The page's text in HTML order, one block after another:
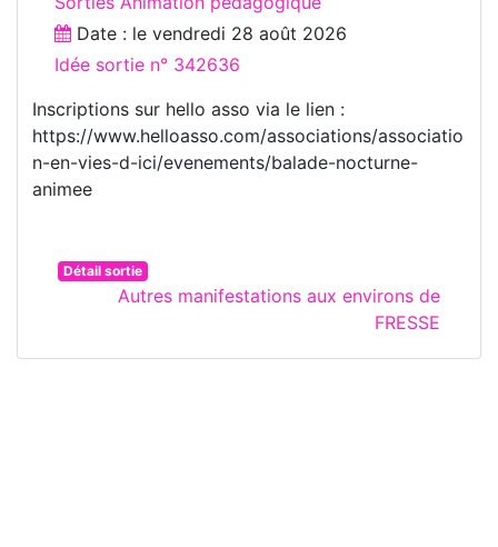
Date : le vendredi 28 août 2026
Idée sortie n° 342636
Inscriptions sur hello asso via le lien :
https://www.helloasso.com/associations/associatio
n-en-vies-d-ici/evenements/balade-nocturne-
animee
Détail sortie
Autres manifestations aux environs de
FRESSE